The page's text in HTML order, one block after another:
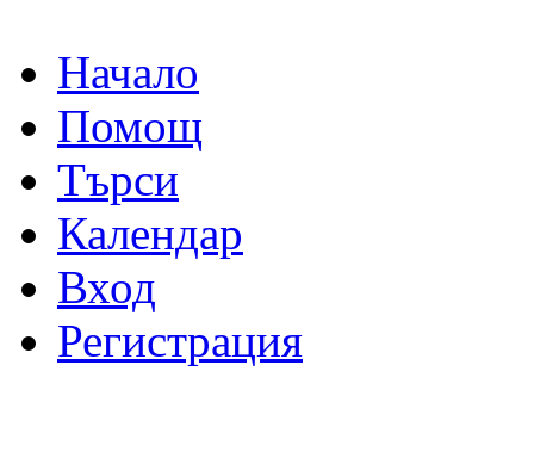
Начало
Помощ
Търси
Календар
Вход
Регистрация